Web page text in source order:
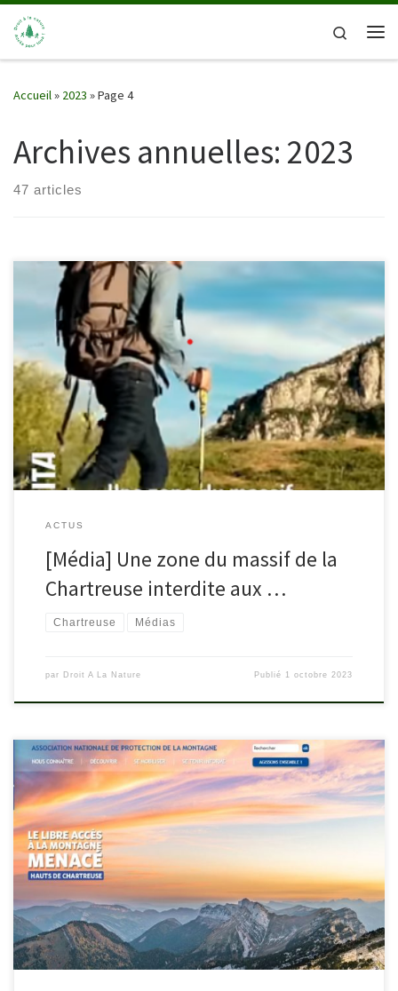
Passer au contenu
Search
Accueil» 2023 »Page 4
Archives annuelles: 2023
47 articles
ACTUS
[Média] Une zone du massif de la
Chartreuse interdite aux …
Chartreuse Médias
par Droit A La Nature Publié 1 octobre 2023
Lire la position de l’association de protection de la montagne
Mountain Wilderness